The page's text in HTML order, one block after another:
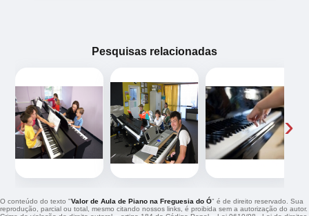
Pesquisas relacionadas
‹ ›
O conteúdo do texto "Valor de Aula de Piano na Freguesia do Ó" é de direito reservado. Sua
reprodução, parcial ou total, mesmo citando nossos links, é proibida sem a autorização do autor.